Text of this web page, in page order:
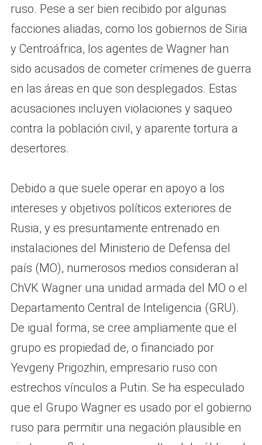
ruso. Pese a ser bien recibido por algunas
facciones aliadas, como los gobiernos de Siria
y Centroáfrica, los agentes de Wagner han
sido acusados de cometer crímenes de guerra
en las áreas en que son desplegados. Estas
acusaciones incluyen violaciones y saqueo
contra la población civil, y aparente tortura a
desertores.
Debido a que suele operar en apoyo a los
intereses y objetivos políticos exteriores de
Rusia, y es presuntamente entrenado en
instalaciones del Ministerio de Defensa del
país (MO), numerosos medios consideran al
ChVK Wagner una unidad armada del MO o el
Departamento Central de Inteligencia (GRU).
De igual forma, se cree ampliamente que el
grupo es propiedad de, o financiado por
Yevgeny Prigozhin, empresario ruso con
estrechos vínculos a Putin. Se ha especulado
que el Grupo Wagner es usado por el gobierno
ruso para permitir una negación plausible en